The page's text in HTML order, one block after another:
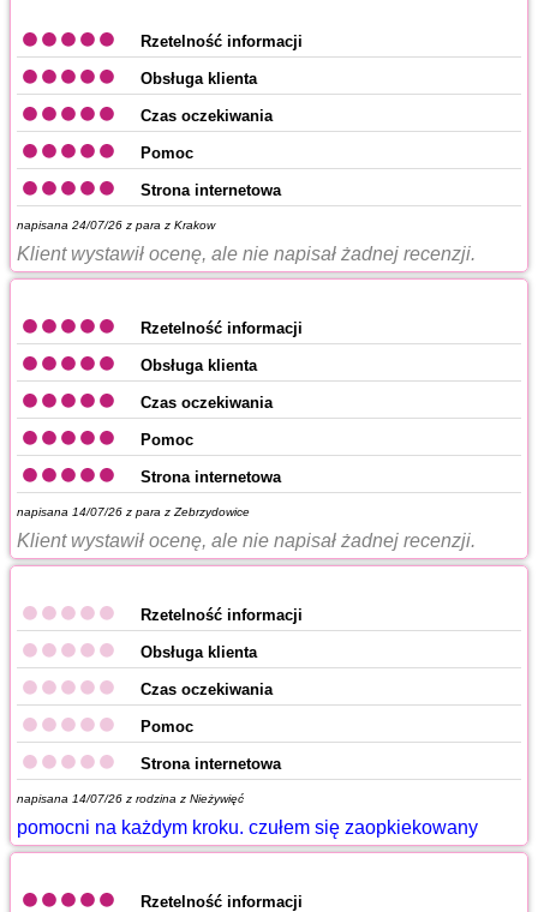
Rzetelność informacji
Obsługa klienta
Czas oczekiwania
Pomoc
Strona internetowa
napisana 24/07/26 z para z Krakow
Klient wystawił ocenę, ale nie napisał żadnej recenzji.
Rzetelność informacji
Obsługa klienta
Czas oczekiwania
Pomoc
Strona internetowa
napisana 14/07/26 z para z Zebrzydowice
Klient wystawił ocenę, ale nie napisał żadnej recenzji.
Rzetelność informacji
Obsługa klienta
Czas oczekiwania
Pomoc
Strona internetowa
napisana 14/07/26 z rodzina z Nieżywięć
pomocni na każdym kroku. czułem się zaopkiekowany
Rzetelność informacji